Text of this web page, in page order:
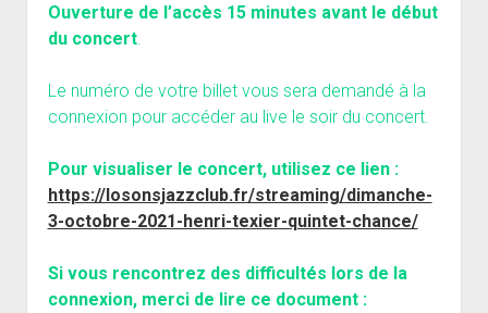
Ouverture de l’accès 15 minutes avant le début
du concert.
Le numéro de votre billet vous sera demandé à la
connexion pour accéder au live le soir du concert.
Pour visualiser le concert, utilisez ce lien :
https://losonsjazzclub.fr/streaming/dimanche-
3-octobre-2021-henri-texier-quintet-chance/
Si vous rencontrez des difficultés lors de la
connexion, merci de lire ce document :